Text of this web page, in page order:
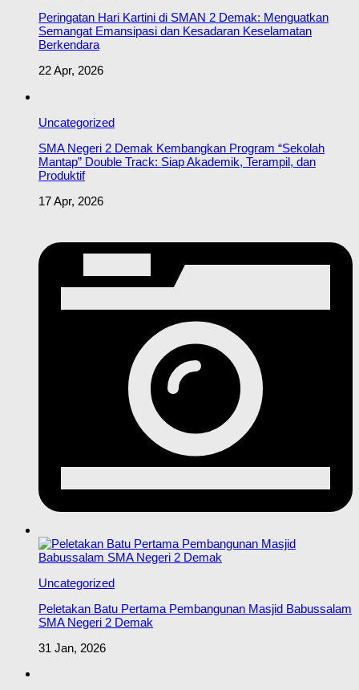
Peringatan Hari Kartini di SMAN 2 Demak: Menguatkan
Semangat Emansipasi dan Kesadaran Keselamatan
Berkendara
22 Apr, 2026
Uncategorized
SMA Negeri 2 Demak Kembangkan Program “Sekolah
Mantap” Double Track: Siap Akademik, Terampil, dan
Produktif
17 Apr, 2026
Uncategorized
Peletakan Batu Pertama Pembangunan Masjid Babussalam
SMA Negeri 2 Demak
31 Jan, 2026